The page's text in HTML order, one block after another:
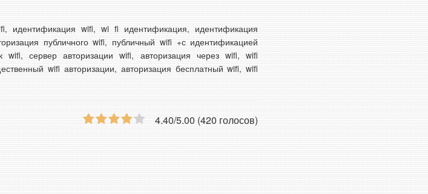
идентификация wifi, wi fi идентификация, идентификация
публичного wifi, публичный wifi +с идентификацией
wifi, сервер авторизации wifi, авторизация через wifi, wifi
wifi авторизации, авторизация бесплатный wifi, wifi
4.40/5.00 (420 голосов)